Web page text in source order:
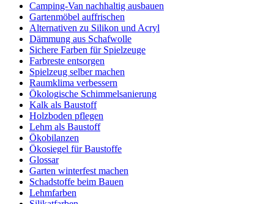
Camping-Van nachhaltig ausbauen
Gartenmöbel auffrischen
Alternativen zu Silikon und Acryl
Dämmung aus Schafwolle
Sichere Farben für Spielzeuge
Farbreste entsorgen
Spielzeug selber machen
Raumklima verbessern
Ökologische Schimmelsanierung
Kalk als Baustoff
Holzboden pflegen
Lehm als Baustoff
Ökobilanzen
Ökosiegel für Baustoffe
Glossar
Garten winterfest machen
Schadstoffe beim Bauen
Lehmfarben